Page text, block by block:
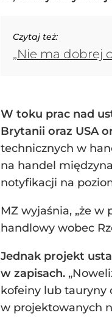
Czytaj też:
„Nie ma dobrej
W toku prac nad
Brytanii oraz USA
technicznych w
na handel
notyfikacji na
MZ wyjaśnia, „że
handlowy wobec
Jednak projekt
w zapisach.
kofeiny lub tauryny
w projektowanych